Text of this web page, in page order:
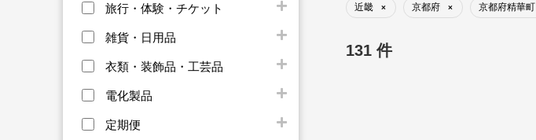
旅行・体験・チケット
雑貨・日用品
衣類・装飾品・工芸品
電化製品
定期便
近畿 × 京都府 × 京都府精華町
131 件